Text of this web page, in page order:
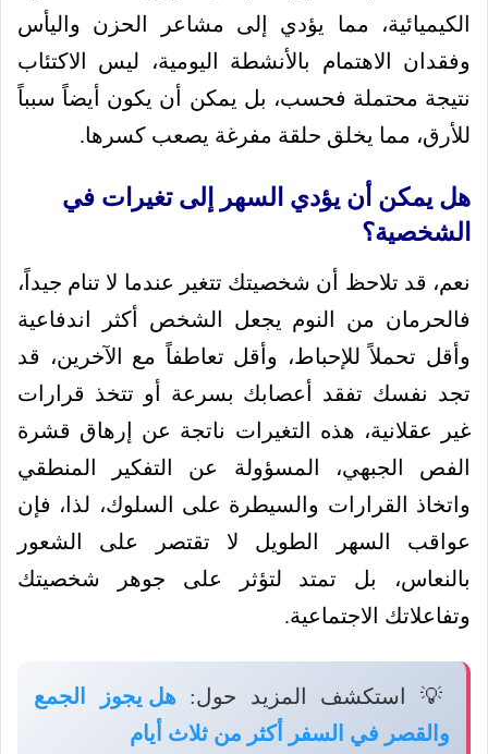
الكيميائية، مما يؤدي إلى مشاعر الحزن واليأس
وفقدان الاهتمام بالأنشطة اليومية، ليس الاكتئاب
نتيجة محتملة فحسب، بل يمكن أن يكون أيضاً سبباً
للأرق، مما يخلق حلقة مفرغة يصعب كسرها.
هل يمكن أن يؤدي السهر إلى تغيرات في
الشخصية؟
نعم، قد تلاحظ أن شخصيتك تتغير عندما لا تنام جيداً،
فالحرمان من النوم يجعل الشخص أكثر اندفاعية
وأقل تحملاً للإحباط، وأقل تعاطفاً مع الآخرين، قد
تجد نفسك تفقد أعصابك بسرعة أو تتخذ قرارات
غير عقلانية، هذه التغيرات ناتجة عن إرهاق قشرة
الفص الجبهي، المسؤولة عن التفكير المنطقي
واتخاذ القرارات والسيطرة على السلوك، لذا، فإن
عواقب السهر الطويل لا تقتصر على الشعور
بالنعاس، بل تمتد لتؤثر على جوهر شخصيتك
وتفاعلاتك الاجتماعية.
💡 استكشف المزيد حول:هل يجوز الجمع
والقصر في السفر أكثر من ثلاث أيام